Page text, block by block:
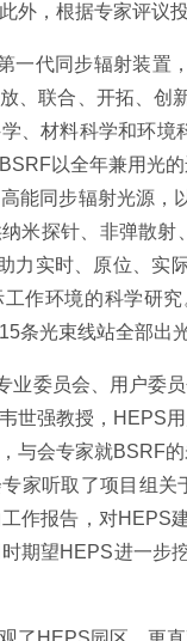
外，根据专家评议
一代同步辐射装置
、联合、开拓、创
、材料科学和环
以全年兼用光
能同步辐射光源
米探针、非弹散
力实时、原位、实
作环境的科学研
条光束线站全部出
业委员会、用户委
世强教授，HEPS
与会专家就BSRF
家听取了项目组
作报告，对HEPS
期望HEPS进一步